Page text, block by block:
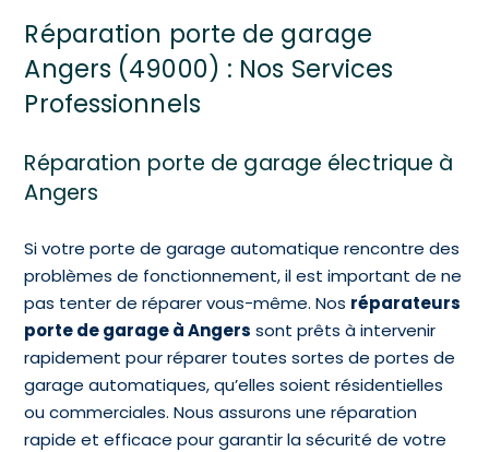
Réparation porte de garage
Angers (49000) : Nos Services
Professionnels
Réparation porte de garage électrique à
Angers
Si votre porte de garage automatique rencontre des
problèmes de fonctionnement, il est important de ne
pas tenter de réparer vous-même. Nos réparateurs
porte de garage à Angers sont prêts à intervenir
rapidement pour réparer toutes sortes de portes de
garage automatiques, qu’elles soient résidentielles
ou commerciales. Nous assurons une réparation
rapide et efficace pour garantir la sécurité de votre